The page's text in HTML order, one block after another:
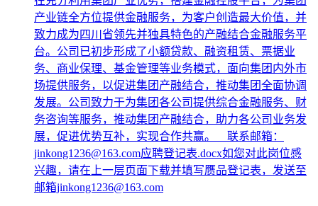
产业链全方位提供金融服务，为客户创造最大价值，并
致力成为四川省领先并独具特色的产融结合金融服务平
台。公司已初步形成了小额贷款、融资租赁、票据业
务、商业保理、基金管理等业务模式，面向集团内外市
场提供服务，以促进集团产融结合，推动集团全面协调
发展。公司致力于为集团各公司提供综合金融服务、财
务咨询等服务，推动集团产融结合，助力各公司业务发
展，促进优势互补，实现合作共赢。 联系邮箱：
jinkong1236@163.com应聘登记表.docx如您对此岗位感
兴趣，请在上一层页面下载并填写赝品登记表，发送至
邮箱jinkong1236@163.com